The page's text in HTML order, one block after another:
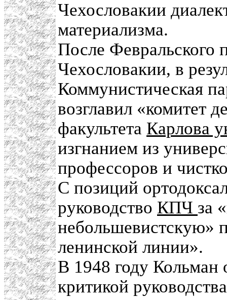
Чехословакии
материализма.
После Февральского
Чехословакии, в
Коммунистическая
возглавил «комитет
факультета Карлова
изгнанием из
профессоров и
С позиций
руководство КПЧ за
небольшевистскую»
ленинской линии».
В 1948 году Кольман
критикой